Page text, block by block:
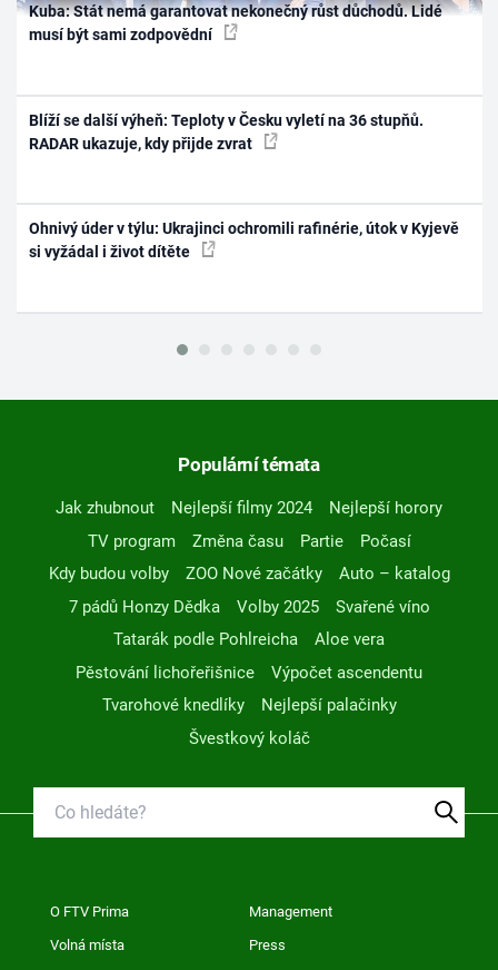
Kuba: Stát nemá garantovat nekonečný růst důchodů. Lidé
musí být sami zodpovědní
Blíží se další výheň: Teploty v Česku vyletí na 36 stupňů.
RADAR ukazuje, kdy přijde zvrat
Ohnivý úder v týlu: Ukrajinci ochromili rafinérie, útok v Kyjevě
si vyžádal i život dítěte
Populární témata
Jak zhubnout Nejlepší filmy 2024
Nejlepší horory
TV program
Změna času Partie
Počasí
Kdy budou volby
ZOO Nové začátky
Auto – katalog
7 pádů Honzy Dědka
Volby 2025
Svařené víno
Tatarák podle Pohlreicha
Aloe vera
Pěstování lichořeřišnice
Výpočet ascendentu
Tvarohové knedlíky
Nejlepší palačinky
Švestkový koláč
O FTV Prima Management
Volná místa Press